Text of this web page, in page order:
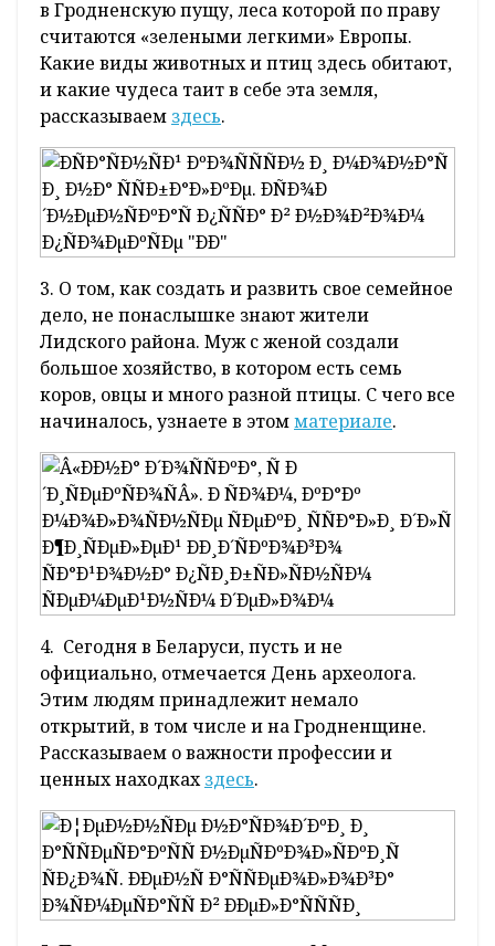
1. Помощник Президента Республики
Беларусь – инспектор по Гродненской
области Иван Лавринович провел прием
граждан и прямую телефонную линию в
Зельвенском райисполкоме. С какими
вопросами обратились жители
Зельвенщины, читайтездесь .
2. Продолжаем красивый и интересный
проект о природных богатствах нашей
гродненской земли. На этот раз направились
в Гродненскую пущу, леса которой по праву
считаются «зелеными легкими» Европы.
Какие виды животных и птиц здесь обитают,
и какие чудеса таит в себе эта земля,
рассказываемздесь.
3. О том, как создать и развить свое семейное
дело, не понаслышке знают жители
Лидского района. Муж с женой создали
большое хозяйство, в котором есть семь
коров, овцы и много разной птицы. С чего все
начиналось, узнаете в этомматериале.